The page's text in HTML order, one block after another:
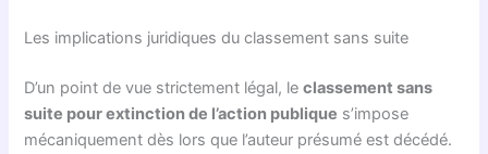
Les implications juridiques du classement sans suite
D’un point de vue strictement légal, leclassement sans
suite pour extinction de l’action publique s’impose
mécaniquement dès lors que l’auteur présumé est décédé.